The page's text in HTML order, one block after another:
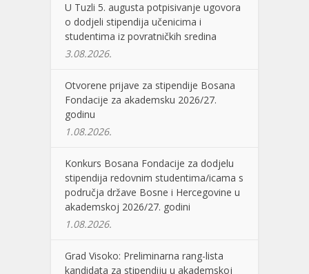
U Tuzli 5. augusta potpisivanje ugovora
o dodjeli stipendija učenicima i
studentima iz povratničkih sredina
3.08.2026.
Otvorene prijave za stipendije Bosana
Fondacije za akademsku 2026/27.
godinu
1.08.2026.
Konkurs Bosana Fondacije za dodjelu
stipendija redovnim studentima/icama s
područja države Bosne i Hercegovine u
akademskoj 2026/27. godini
1.08.2026.
Grad Visoko: Preliminarna rang-lista
kandidata za stipendiju u akademskoj